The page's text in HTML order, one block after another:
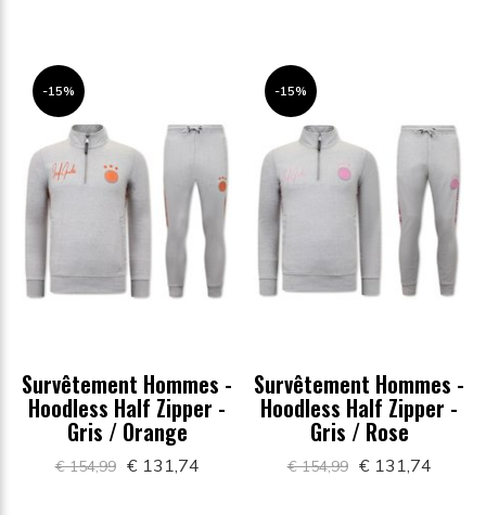
-15%
Survêtement Hommes -
Hoodless Half Zipper -
Gris / Orange
€ 154,99 € 131,74
-15%
Survêtement Hommes -
Hoodless Half Zipper -
Gris / Rose
€ 154,99 € 131,74